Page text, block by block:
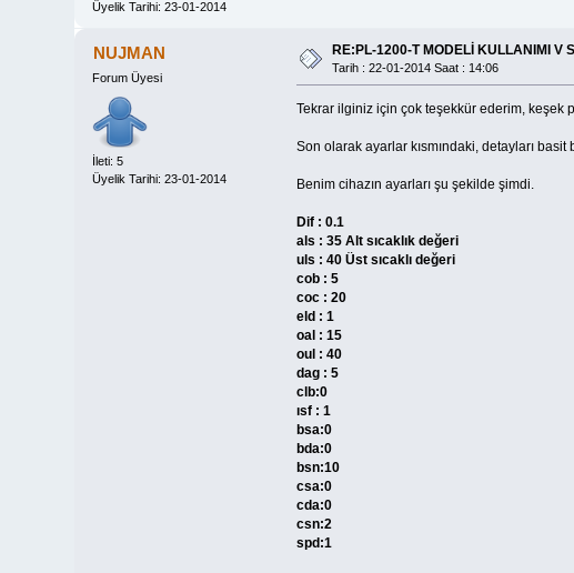
Üyelik Tarihi: 23-01-2014
NUJMAN
Forum Üyesi
İleti: 5
Üyelik Tarihi: 23-01-2014
RE:PL-1200-T MODELİ KULLANIMI V
Tarih : 22-01-2014 Saat : 14:06
Tekrar ilginiz için çok teşekkür ederim, keşek
Son olarak ayarlar kısmındaki, detayları
Benim cihazın ayarları şu şekilde şimdi.
Dif : 0.1
als : 35 Alt sıcaklık değeri
uls : 40 Üst sıcaklı değeri
cob : 5
coc : 20
eld : 1
oal : 15
oul : 40
dag : 5
clb:0
ısf : 1
bsa:0
bda:0
bsn:10
csa:0
cda:0
csn:2
spd:1